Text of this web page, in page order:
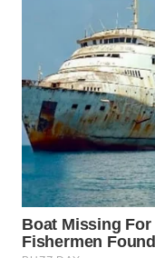
WN
BOROBUDUR
WN
MADURA
WN
SURABAYA